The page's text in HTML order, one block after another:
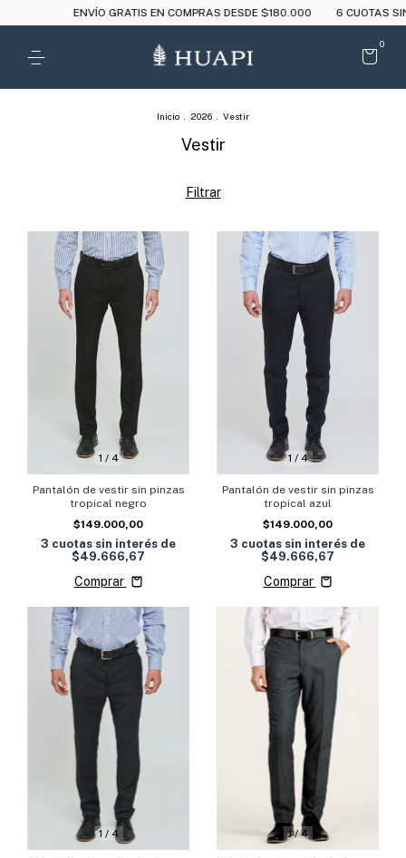
ENVÍO GRATIS EN COMPRAS DESDE $180.000 6 CUOTAS SIN INTERÉS
0
Inicio 2026 Vestir
Vestir
Filtrar
1 / 4
Pantalón de vestir sin pinzas
tropical negro
$149.000,00
3 cuotas sin interés de
$49.666,67
Comprar
1 / 4
Pantalón de vestir sin pinzas
tropical azul
$149.000,00
3 cuotas sin interés de
$49.666,67
Comprar
1 / 4 1/4